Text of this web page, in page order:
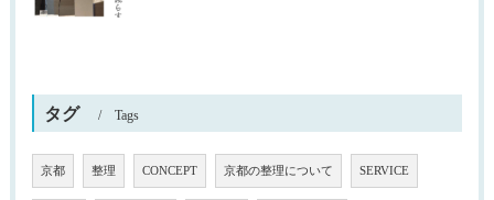
タグ Tags
京都 整理 CONCEPT 京都の整理について SERVICE